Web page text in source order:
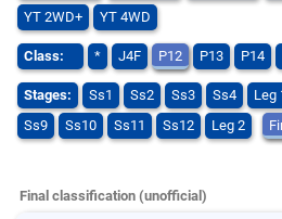
YT 2WD+
YT 4WD
Class: * J4F P12 P13 P14
Stages: Ss1 Ss2 Ss3 Ss4 Leg
Ss9
Ss10 Ss11 Ss12 Leg 2
Final classification (unofficial)